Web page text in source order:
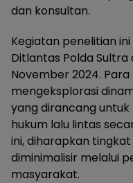
dan konsultan.
Kegiatan penelitian
Ditlantas Polda
November 2024.
mengeksplorasi
yang dirancang
hukum lalu lintas
ini, diharapkan
diminimalisir melalui
masyarakat.